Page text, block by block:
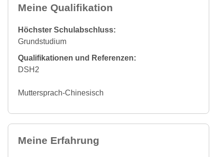
Meine Qualifikation
Höchster Schulabschluss:
Grundstudium
Qualifikationen und Referenzen:
DSH2
Muttersprach-Chinesisch
Meine Erfahrung